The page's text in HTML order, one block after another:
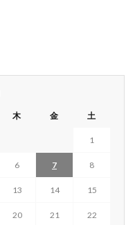
木 金 土
1
6 7 8
13 14 15
20 21 22